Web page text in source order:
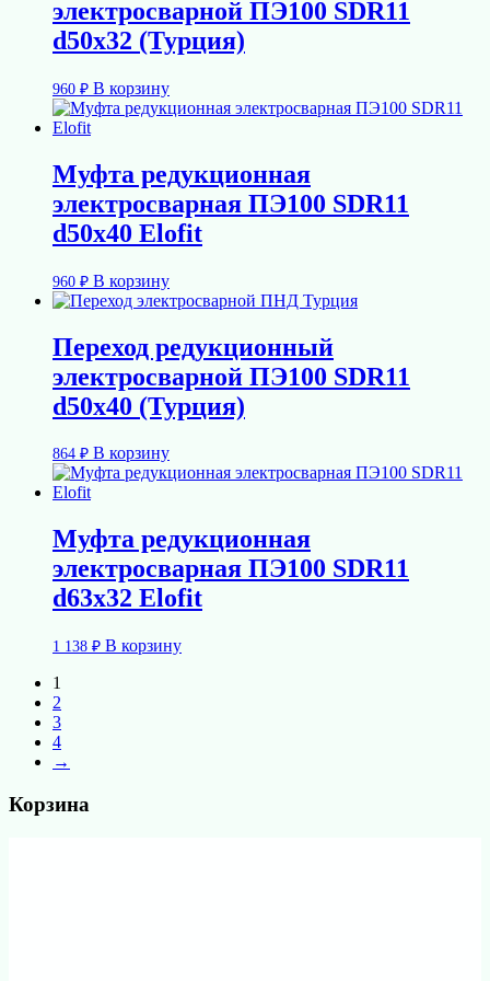
электросварной ПЭ100 SDR11
d50х32 (Турция)
960 ₽ В корзину
Муфта редукционная
электросварная ПЭ100 SDR11
d50х40 Elofit
960 ₽ В корзину
Переход редукционный
электросварной ПЭ100 SDR11
d50х40 (Турция)
864 ₽ В корзину
Муфта редукционная
электросварная ПЭ100 SDR11
d63х32 Elofit
1 138 ₽ В корзину
1
2
3
4
→
Корзина